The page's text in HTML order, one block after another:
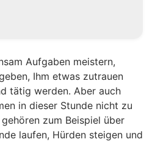
Aufgaben meistern,
Ihm etwas zutrauen
tätig werden. Aber auch
in dieser Stunde nicht zu
zum Beispiel über
laufen, Hürden steigen und